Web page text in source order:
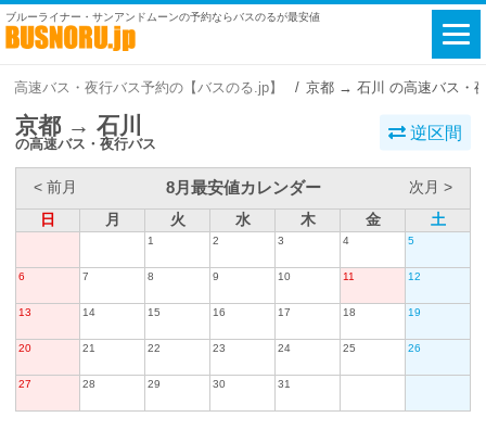
ブルーライナー・サンアンドムーンの予約ならバスのるが最安値
高速バス・夜行バス予約の【バスのる.jp】 京都 → 石川 の高速バス・
京都 → 石川
の高速バス・夜行バス
逆区間
< 前月 8月最安値カレンダー
次月 >
日
月 火 水 木 金 土
1 2 3 4 5
6 7 8 9 10 11 12
13 14 15 16 17 18 19
20 21 22 23 24 25 26
27 28 29 30 31